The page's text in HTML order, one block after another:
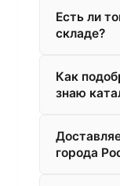
Есть ли
складе?
Как
знаю
города